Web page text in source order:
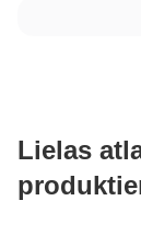
Lielas